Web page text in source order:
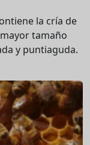
la cría de
tamaño
y puntiaguda.